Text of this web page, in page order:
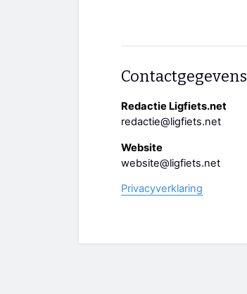
Contactgegevens
Redactie Ligfiets.net
redactie@ligfiets.net
Website
website@ligfiets.net
Privacyverklaring